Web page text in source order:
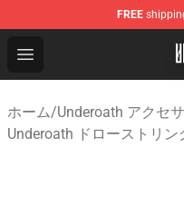
FREE
Open menu
Underoath Store -
ホーム/Underoath アクセ
Underoath ドローストリン